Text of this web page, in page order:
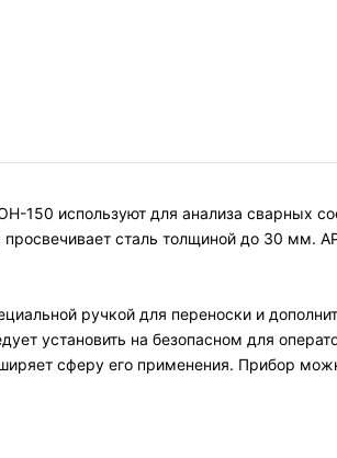
150 используют для анализа сварных
сталь толщиной до 30 мм.
ручкой для переноски и
установить на безопасном для
сферу его применения. Прибор